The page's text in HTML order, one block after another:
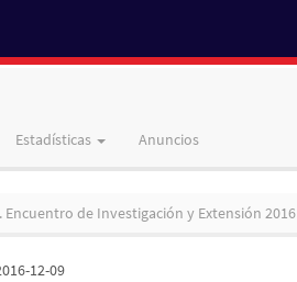
Estadísticas Anuncios
Encuentro de Investigación y Extensión 2016
12-09